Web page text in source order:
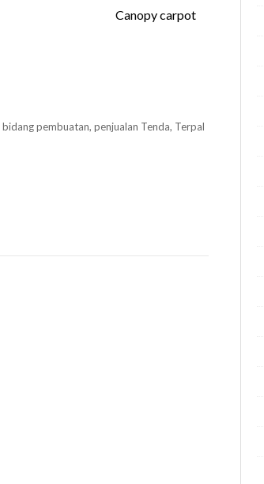
Canopy carpot
pembuatan, penjualan Tenda, Terpal